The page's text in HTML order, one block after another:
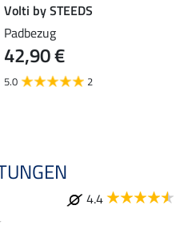
Volti by STEEDS
Padbezug
42,90 €
5.0 2
4.4